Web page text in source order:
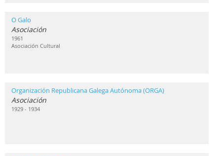
O Galo
Asociación
1961
Asociación Cultural
Organización Republicana Galega Autónoma (ORGA)
Asociación
1929 - 1934